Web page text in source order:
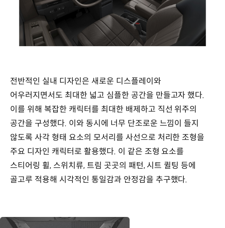
전반적인 실내 디자인은 새로운 디스플레이와
어우러지면서도 최대한 넓고 심플한 공간을 만들고자 했다.
이를 위해 복잡한 캐릭터를 최대한 배제하고 직선 위주의
공간을 구성했다. 이와 동시에 너무 단조로운 느낌이 들지
않도록 사각 형태 요소의 모서리를 사선으로 처리한 조형을
주요 디자인 캐릭터로 활용했다. 이 같은 조형 요소를
스티어링 휠, 스위치류, 트림 곳곳의 패턴, 시트 퀼팅 등에
골고루 적용해 시각적인 통일감과 안정감을 추구했다.